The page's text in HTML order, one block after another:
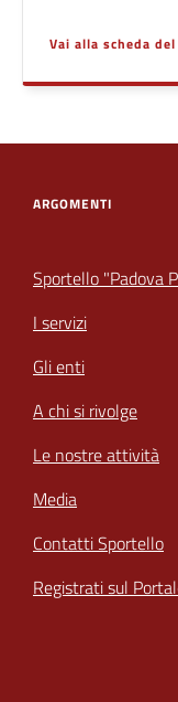
Vai alla scheda
ARGOMENTI
Sportello "Padova
I servizi
Gli enti
A chi si rivolge
Le nostre attività
Media
Contatti Sportello
Registrati sul